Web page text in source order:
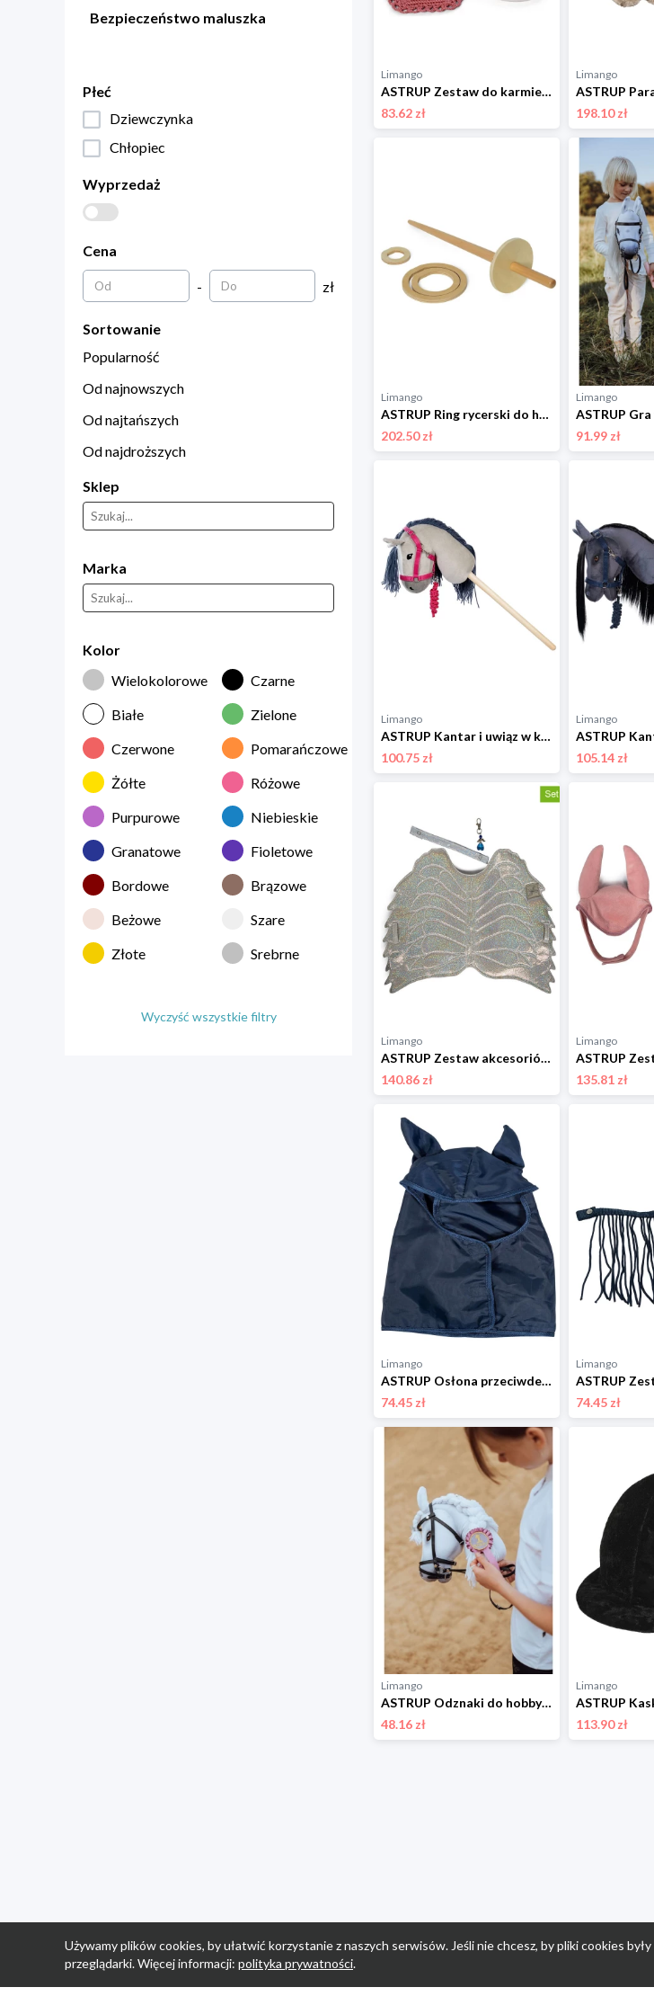
Bezpieczeństwo maluszka
Płeć
Dziewczynka
Chłopiec
Wyprzedaż
Cena
- zł
Sortowanie
Popularność
Od najnowszych
Od najtańszych
Od najdroższych
Sklep
Marka
Kolor
Wielokolorowe
Czarne
Białe
Zielone
Czerwone
Pomarańczowe
Żółte
Różowe
Purpurowe
Niebieskie
Granatowe
Fioletowe
Bordowe
Brązowe
Beżowe
Szare
Złote
Srebrne
Wyczyść wszystkie filtry
Limango
ASTRUP Zestaw do karmienia lalek - 10 m+ rozmiar: onesize
83.62 zł
Limango
198.10 zł
Limango
ASTRUP Ring rycerski do hobby horsingu - 3+ rozmiar: onesize
202.50 zł
Limango
91.99 zł
Limango
ASTRUP Kantar i uwiąz w kolorze różowym do konia na kiju - 3+ rozmiar: onesize
100.75 zł
Limango
105.14 zł
Limango
ASTRUP Zestaw akcesoriów w kolorze srebrnym do konia na kiju - 3+ rozmiar: onesize
140.86 zł
Limango
135.81 zł
Limango
ASTRUP Osłona przeciwdeszczowa w kolorze granatowym dla konia na kiju - 3+ rozmiar: onesize
74.45 zł
Limango
74.45 zł
Limango
ASTRUP Odznaki do hobby horsingu - 3+ rozmiar: onesize
48.16 zł
Limango
113.90 zł
Używamy plików cookies, by ułatwić korzystanie z naszych serwisów. Jeśli nie chcesz, by pliki cookies
przeglądarki. Więcej informacji: polityka prywatności.